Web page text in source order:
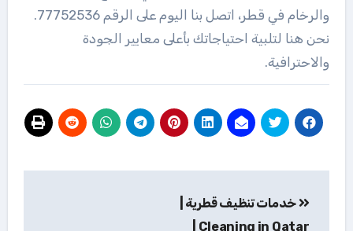
والرخام في قطر، اتصل بنا اليوم على الرقم 77752536.
نحن هنا لتلبية احتياجاتك بأعلى معايير الجودة
والاحترافية.
المقالات
خدمات تنظيف قطرية |